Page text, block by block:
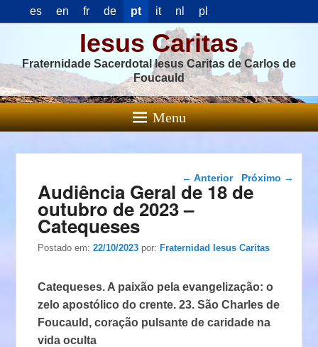
es en fr de pt it nl pl
Iesus Caritas
Fraternidade Sacerdotal Iesus Caritas de Carlos de
Foucauld
Menu
Navegação das
postagens
← Anterior Próximo →
Audiência Geral de 18 de
outubro de 2023 –
Catequeses
Postado em:22/10/2023 por:Fraternidad Iesus Caritas
Catequeses. A paixão pela evangelização: o
zelo apostólico do crente. 23. São Charles de
Foucauld, coração pulsante de caridade na
vida oculta